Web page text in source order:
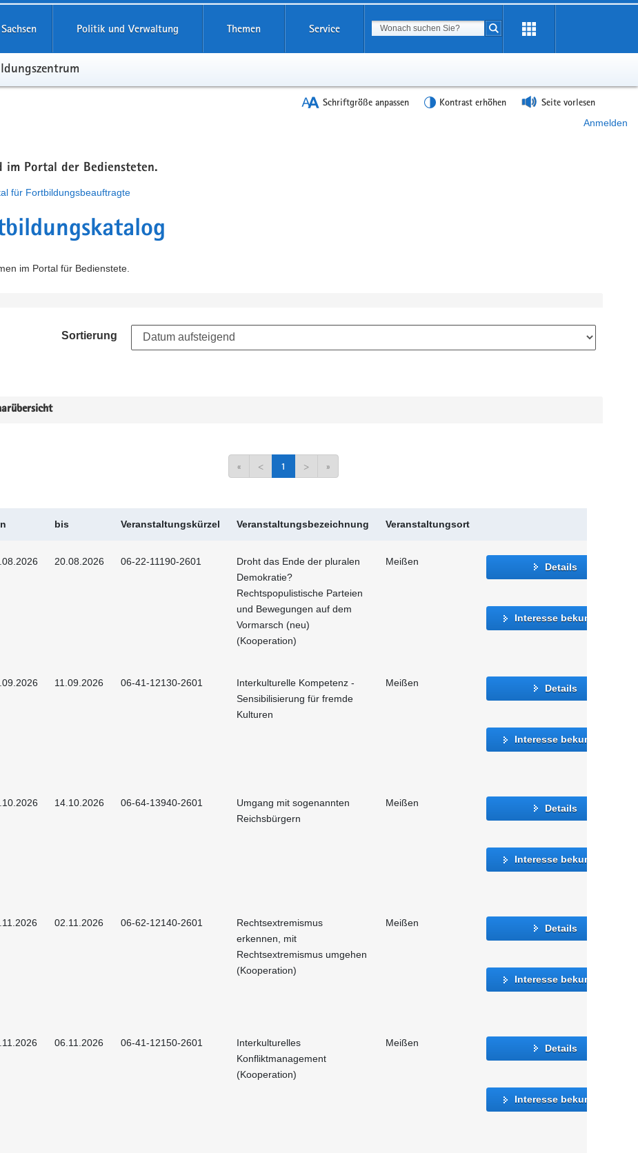
Sachsen Politik und Verwaltung Themen Service Suchbegriff
Suche starten
Schriftgröße anpassen Kontrast erhöhen Seite vorlesen
Anmelden
im Portal der Bediensteten.
für Fortbildungsbeauftragte
im Portal für Bedienstete.
Sortierung
« < 1 > »
bis Veranstaltungskürzel Veranstaltungsbezeichnung Veranstaltungsort
20.08.2026 06-22-11190-2601
Droht das Ende der pluralen
Demokratie?
Rechtspopulistische Parteien
und Bewegungen auf dem
Vormarsch (neu)
(Kooperation)
Meißen Details
Interesse bekunden
11.09.2026 06-41-12130-2601
Interkulturelle Kompetenz -
Sensibilisierung für fremde
Kulturen
Meißen Details
Interesse bekunden
14.10.2026 06-64-13940-2601
Umgang mit sogenannten
Reichsbürgern
Meißen Details
Interesse bekunden
02.11.2026 06-62-12140-2601
Rechtsextremismus
erkennen, mit
Rechtsextremismus umgehen
(Kooperation)
Meißen Details
Interesse bekunden
06.11.2026 06-41-12150-2601
Interkulturelles
Konfliktmanagement
(Kooperation)
Meißen Details
Interesse bekunden